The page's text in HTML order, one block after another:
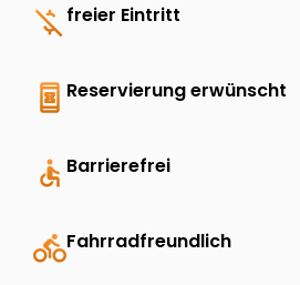
money_off freier Eintritt
book_online Reservierung erwünscht
accessible Barrierefrei
directions_bikeFahrradfreundlich